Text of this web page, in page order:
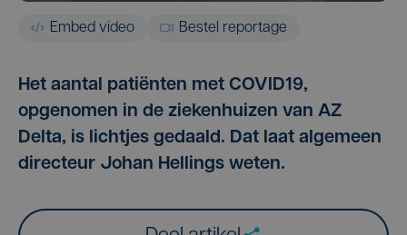
Embed video Bestel reportage
Het aantal patiënten met COVID19,
opgenomen in de ziekenhuizen van AZ
Delta, is lichtjes gedaald. Dat laat algemeen
directeur Johan Hellings weten.